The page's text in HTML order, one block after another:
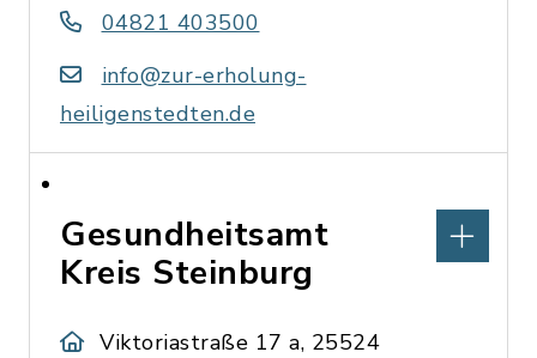
04821 403500
info@zur-erholung-
heiligenstedten.de
Gesundheitsamt
Kreis Steinburg
Viktoriastraße 17 a, 25524